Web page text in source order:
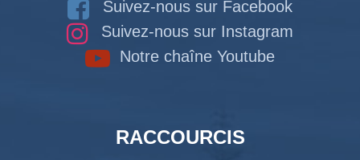
Suivez-nous sur Facebook
Suivez-nous sur Instagram
Notre chaîne Youtube
RACCOURCIS